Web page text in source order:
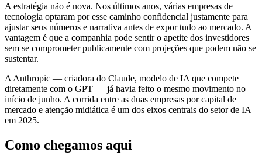
A estratégia não é nova. Nos últimos anos, várias empresas de
tecnologia optaram por esse caminho confidencial justamente para
ajustar seus números e narrativa antes de expor tudo ao mercado. A
vantagem é que a companhia pode sentir o apetite dos investidores
sem se comprometer publicamente com projeções que podem não se
sustentar.
A Anthropic — criadora do Claude, modelo de IA que compete
diretamente com o GPT — já havia feito o mesmo movimento no
início de junho. A corrida entre as duas empresas por capital de
mercado e atenção midiática é um dos eixos centrais do setor de IA
em 2025.
Como chegamos aqui